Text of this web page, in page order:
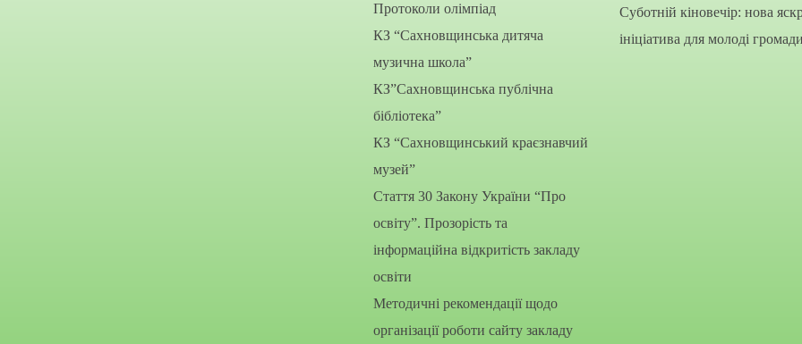
Протоколи олімпіад
КЗ “Сахновщинська дитяча
музична школа”
КЗ”Сахновщинська публічна
бібліотека”
КЗ “Сахновщинський краєзнавчий
музей”
Стаття 30 Закону України “Про
освіту”. Прозорість та
інформаційна відкритість закладу
освіти
Методичні рекомендації щодо
організації роботи сайту закладу
Суботній кіновечір: нова
ініціатива для молоді громади